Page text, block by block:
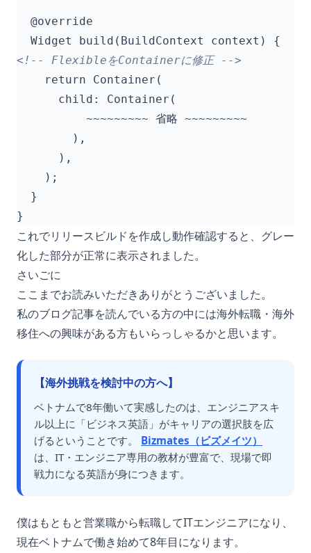
<!-- FlexibleをContainerに修正 -->
}
これでリリースビルドを作成し動作確認すると、グレー
化した部分が正常に表示されました。
さいごに
ここまでお読みいただきありがとうございました。
私のブログ記事を読んでいる方の中には海外転職・海外
移住への興味がある方もいらっしゃるかと思います。
【海外挑戦を検討中の方へ】
ベトナムで8年働いて実感したのは、エンジニアスキ
ル以上に「ビジネス英語」がキャリアの選択肢を広
げるということです。 Bizmates（ビズメイツ）
は、IT・エンジニア専用の教材が豊富で、現場で即
戦力になる英語が身につきます。
僕はもともと営業職から転職してITエンジニアになり、
現在ベトナムで働き始めて8年目になります。